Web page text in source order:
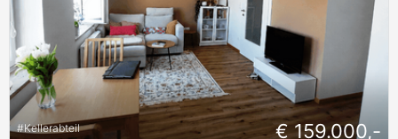
#Kellerabteil € 159.000,-